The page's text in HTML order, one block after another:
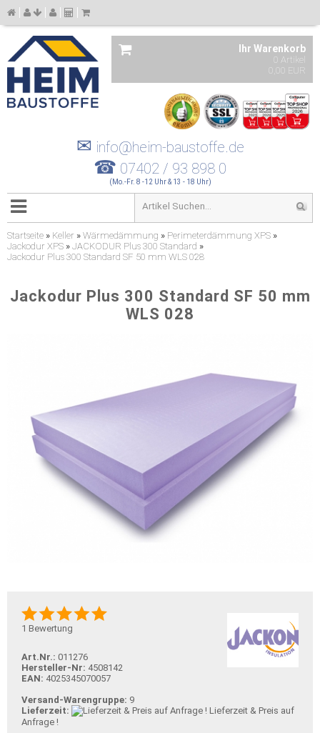
Ihr Warenkorb
0 Artikel
0,00 EUR
✉ info@heim-baustoffe.de
☎ 07402 / 93 898 0
(Mo.-Fr. 8 -12 Uhr & 13 - 18 Uhr)
Startseite » Keller » Wärmedämmung » Perimeterdämmung XPS »
Jackodur XPS » JACKODUR Plus 300 Standard »
Jackodur Plus 300 Standard SF 50 mm WLS 028
Jackodur Plus 300 Standard SF 50 mm
WLS 028
1 Bewertung
Art.Nr.: 011276
Hersteller-Nr: 4508142
EAN: 4025345070057
Versand-Warengruppe: 9
Lieferzeit:
Lieferzeit & Preis auf
Anfrage !